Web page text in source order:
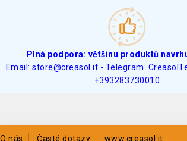
Plná podpora: většinu produktů
Email: store@creasol.it - Telegram:
+393283730010
O nás Časté dotazy
www.creasol.it